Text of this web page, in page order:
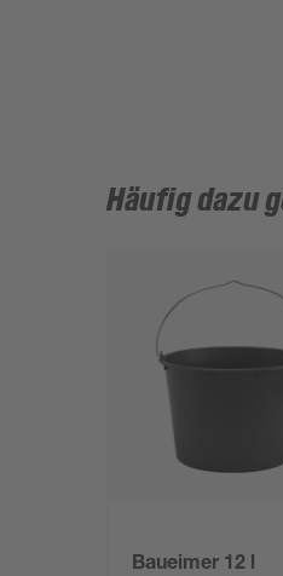
Häufig dazu
Baueimer 12 l